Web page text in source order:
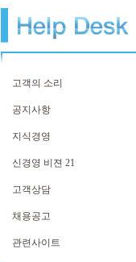
고객의 소리
공지사항
지식경영
신경영 비젼 21
고객상담
채용공고
관련사이트